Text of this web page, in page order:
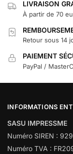
LIVRAISON
À partir de 70
Retour sous 14
PAIEMENT
PayPal /
INFORMATIONS
SASU IMPRESSME
Numéro SIREN :
Numéro TVA :